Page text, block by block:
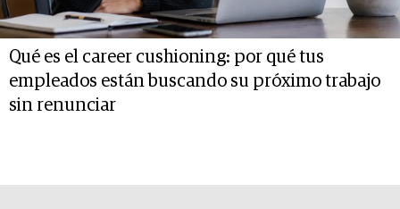
Qué es el career cushioning: por qué tus
empleados están buscando su próximo trabajo
sin renunciar